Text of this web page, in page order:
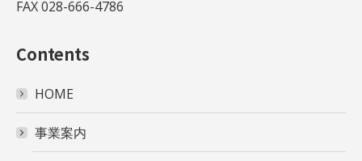
FAX 028-666-4786
Contents
HOME
事業案内